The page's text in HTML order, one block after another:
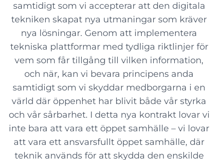
samtidigt som vi accepterar att den digitala
tekniken skapat nya utmaningar som kräver
nya lösningar. Genom att implementera
tekniska plattformar med tydliga riktlinjer för
vem som får tillgång till vilken information,
och när, kan vi bevara principens anda
samtidigt som vi skyddar medborgarna i en
värld där öppenhet har blivit både vår styrka
och vår sårbarhet. I detta nya kontrakt lovar vi
inte bara att vara ett öppet samhälle – vi lovar
att vara ett ansvarsfullt öppet samhälle, där
teknik används för att skydda den enskilde